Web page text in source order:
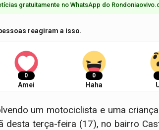
gratuitamente no WhatsApp do
reagiram a isso.
0
Amei
0
Haha
um motociclista e uma
desta terça-feira (17), no bairro